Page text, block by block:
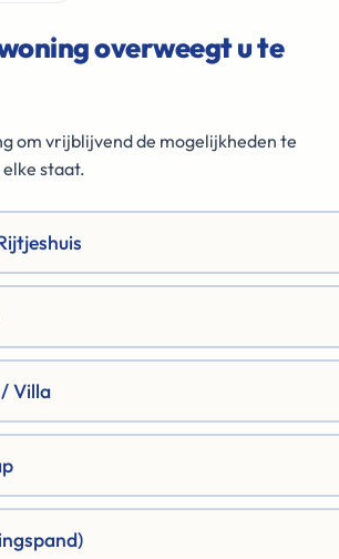
overweegt u te
om vrijblijvend de mogelijkheden te
staat.
Villa